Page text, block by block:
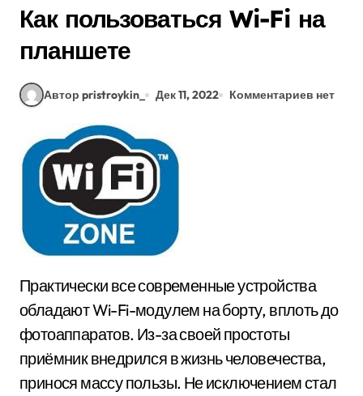
Как пользоваться Wi-Fi на
планшете
Автор pristroykin_ Дек 11, 2022 Комментариев нет
Практически все современные устройства
обладают Wi-Fi-модулем на борту, вплоть до
фотоаппаратов. Из-за своей простоты
приёмник внедрился в жизнь человечества,
принося массу пользы. Не исключением стал